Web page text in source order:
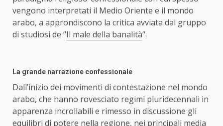
vengono interpretati il Medio Oriente e il mondo
arabo, a approndiscono la critica avviata dal gruppo
di studiosi de “Il male della banalità“.
La grande narrazione confessionale
Dall’inizio dei movimenti di contestazione nel mondo
arabo, che hanno rovesciato regimi pluridecennali in
apparenza incrollabili e rimesso in discussione gli
equilibri di potere nella regione, nei principali media